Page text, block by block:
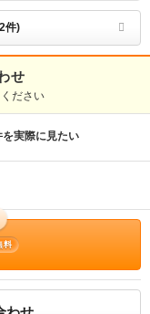
えください。
44分 / 面積 : 33.0m² / 築年
合保険等の損害保険料 : 要
：ヴィラナリー小俣2号
となるため現状を優先と
） クリーニング費 38500
地内3000円
件)
せ
ださい
を実際に見たい
料